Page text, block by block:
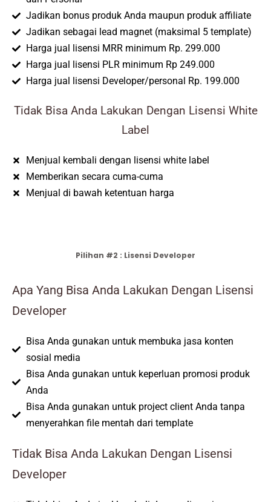
Jadikan bonus produk Anda maupun produk affiliate
Jadikan sebagai lead magnet (maksimal 5 template)
Harga jual lisensi MRR minimum Rp. 299.000
Harga jual lisensi PLR minimum Rp 249.000
Harga jual lisensi Developer/personal Rp. 199.000
Tidak Bisa Anda Lakukan Dengan Lisensi White
Label
Menjual kembali dengan lisensi white label
Memberikan secara cuma-cuma
Menjual di bawah ketentuan harga
Pilihan #2 : Lisensi Developer
Apa Yang Bisa Anda Lakukan Dengan Lisensi
Developer
Bisa Anda gunakan untuk membuka jasa konten
sosial media
Bisa Anda gunakan untuk keperluan promosi produk
Anda
Bisa Anda gunakan untuk project client Anda tanpa
menyerahkan file mentah dari template
Tidak Bisa Anda Lakukan Dengan Lisensi
Developer